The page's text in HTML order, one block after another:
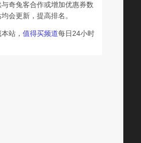
奇兔客合作或增加优惠券数
会更新，提高排名。
站， 值得买频道每日24小时